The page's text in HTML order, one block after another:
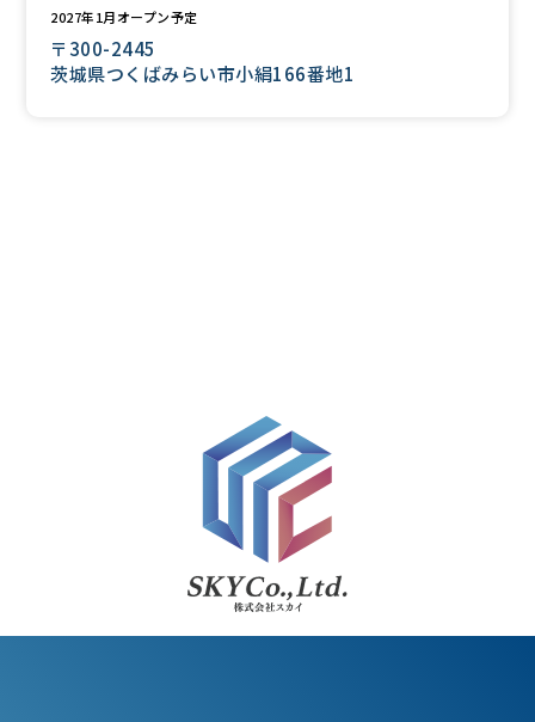
2027年1月オープン予定
〒300-2445
茨城県つくばみらい市小絹166番地1